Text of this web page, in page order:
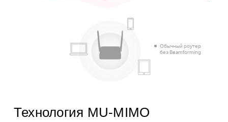
Обычный роутер
без Beamforming
Технология MU-MIMO